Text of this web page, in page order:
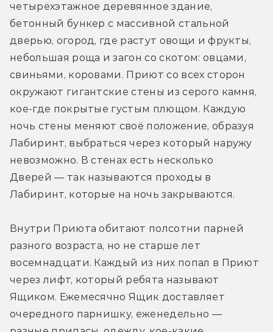
четырёхэтажное деревянное здание,
бетонный бункер с массивной стальной
дверью, огород, где растут овощи и фрукты,
небольшая роща и загон со скотом: овцами,
свиньями, коровами. Приют со всех сторон
окружают гигантские стены из серого камня,
кое-где покрытые густым плющом. Каждую
ночь стены меняют своё положение, образуя
Лабиринт, выбраться через который наружу
невозможно. В стенах есть несколько
Дверей — так называются проходы в
Лабиринт, которые на ночь закрываются.
Внутри Приюта обитают полсотни парней
разного возраста, но не старше лет
восемнадцати. Каждый из них попал в Приют
через лифт, который ребята называют
Ящиком. Ежемесячно Ящик доставляет
очередного парнишку, еженедельно —